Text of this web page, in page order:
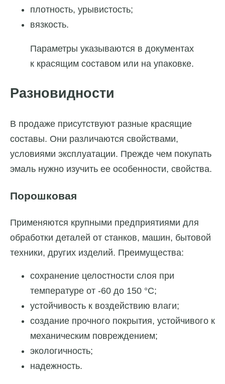
плотность, урывистость;
вязкость.
Параметры указываются в документах
к красящим составом или на упаковке.
Разновидности
В продаже присутствуют разные красящие
составы. Они различаются свойствами,
условиями эксплуатации. Прежде чем покупать
эмаль нужно изучить ее особенности, свойства.
Порошковая
Применяются крупными предприятиями для
обработки деталей от станков, машин, бытовой
техники, других изделий. Преимущества:
сохранение целостности слоя при
температуре от -60 до 150 °C;
устойчивость к воздействию влаги;
создание прочного покрытия, устойчивого к
механическим повреждением;
экологичность;
надежность.